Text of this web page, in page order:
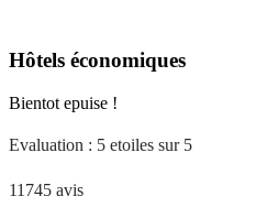
Hôtels économiques
Bientot epuise !
Evaluation : 5 etoiles sur 5
11745 avis